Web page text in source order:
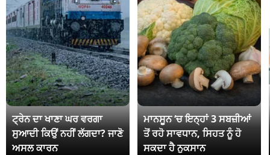
ਟ੍ਰੇਨ ਦਾ ਖਾਣਾ ਘਰ ਵਰਗਾ
ਸੁਆਦੀ ਕਿਉਂ ਨਹੀਂ ਲੱਗਦਾ? ਜਾਣੋ
ਅਸਲ ਕਾਰਨ
ਮਾਨਸੂਨ ‘ਚ ਇਨ੍ਹਾਂ 3 ਸਬਜ਼ੀਆਂ
ਤੋਂ ਰਹੋ ਸਾਵਧਾਨ, ਸਿਹਤ ਨੂੰ ਹੋ
ਸਕਦਾ ਹੈ ਨੁਕਸਾਨ